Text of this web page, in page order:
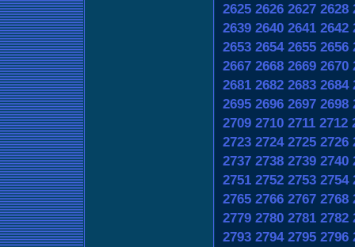
2625 2626 2627 2628
2639 2640 2641 2642
2653 2654 2655 2656
2667 2668 2669 2670
2681 2682 2683 2684
2695 2696 2697 2698
2709 2710 2711 2712
2723 2724 2725 2726
2737 2738 2739 2740
2751 2752 2753 2754
2765 2766 2767 2768
2779 2780 2781 2782
2793 2794 2795 2796